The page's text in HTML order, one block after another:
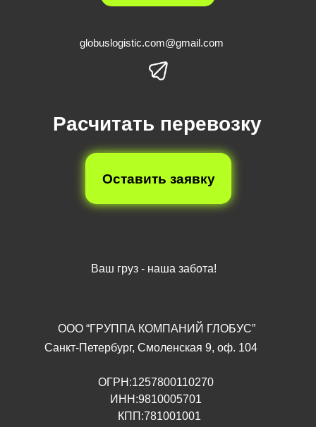
Оставить заявку
ОГРН:1257800110270
ИНН:9810005701
КПП:781001001
Санкт-Петербург, Смоленская 9, оф. 104
Ваш груз - наша забота!
OOO “ГРУППА КОМПАНИЙ ГЛОБУС”
globuslogistic.com@gmail.com
Расчитать перевозку